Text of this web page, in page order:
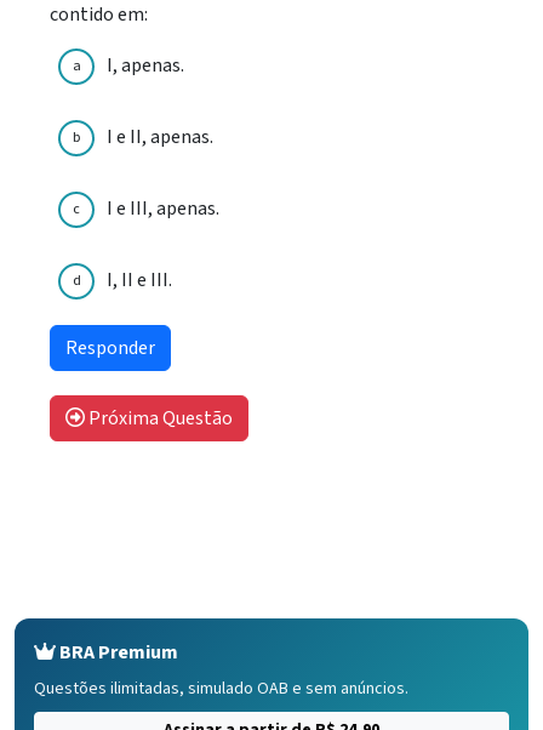
contido em:
a I, apenas.
b I e II, apenas.
c I e III, apenas.
d I, II e III.
Próxima Questão
BRA Premium
Questões ilimitadas, simulado OAB e sem anúncios.